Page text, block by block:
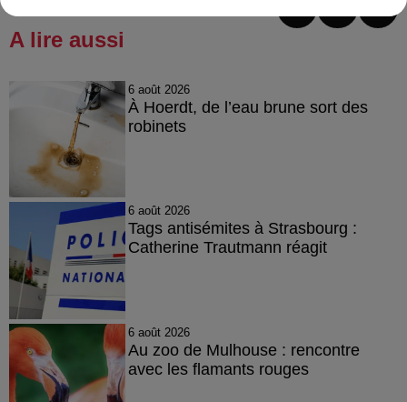
A lire aussi
6 août 2026
À Hoerdt, de l’eau brune sort des
robinets
6 août 2026
Tags antisémites à Strasbourg :
Catherine Trautmann réagit
6 août 2026
Au zoo de Mulhouse : rencontre
avec les flamants rouges